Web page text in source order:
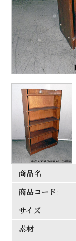
商品名
商品コード:
サイズ
素材